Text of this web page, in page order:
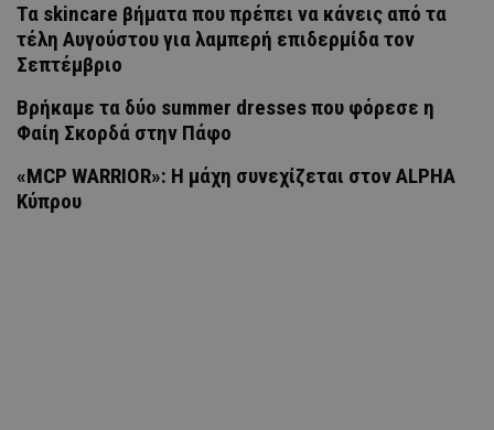
Τα skincare βήματα που πρέπει να κάνεις από τα
τέλη Αυγούστου για λαμπερή επιδερμίδα τον
Σεπτέμβριο
Βρήκαμε τα δύο summer dresses που φόρεσε η
Φαίη Σκορδά στην Πάφο
«MCP WARRIOR»: Η μάχη συνεχίζεται στον ALPHA
Κύπρου